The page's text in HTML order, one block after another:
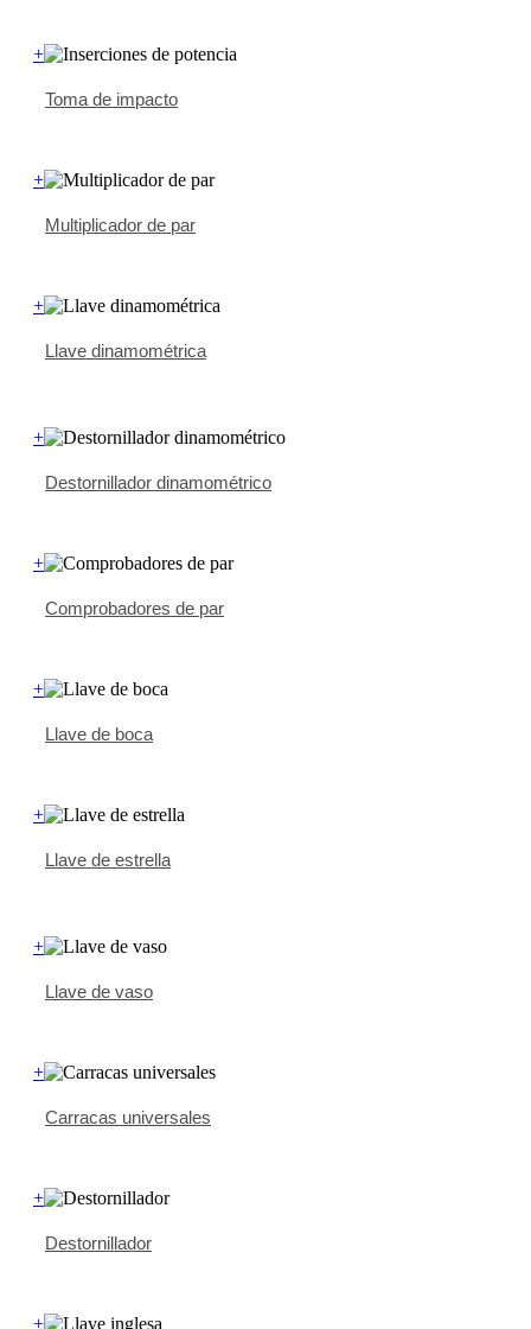
+
Toma de impacto
+
Multiplicador de par
+
Llave dinamométrica
+
Destornillador dinamométrico
+
Comprobadores de par
+
Llave de boca
+
Llave de estrella
+
Llave de vaso
+
Carracas universales
+
Destornillador
+